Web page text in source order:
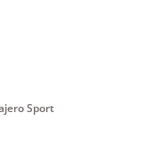
Sport